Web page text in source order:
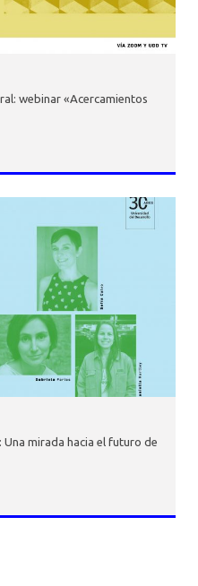
webinar «Acercamientos
mirada hacia el futuro de